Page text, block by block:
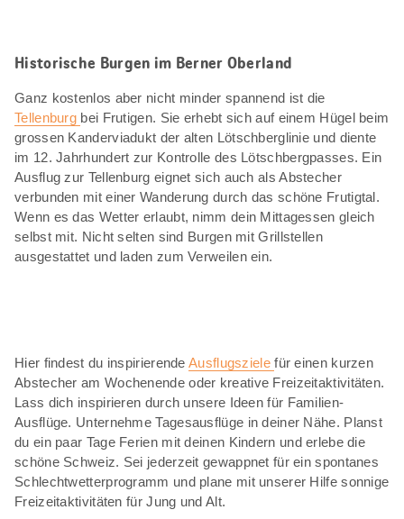
Historische Burgen im Berner Oberland
Ganz kostenlos aber nicht minder spannend ist die
Tellenburg bei Frutigen. Sie erhebt sich auf einem Hügel beim
grossen Kanderviadukt der alten Lötschberglinie und diente
im 12. Jahrhundert zur Kontrolle des Lötschbergpasses. Ein
Ausflug zur Tellenburg eignet sich auch als Abstecher
verbunden mit einer Wanderung durch das schöne Frutigtal.
Wenn es das Wetter erlaubt, nimm dein Mittagessen gleich
selbst mit. Nicht selten sind Burgen mit Grillstellen
ausgestattet und laden zum Verweilen ein.
Hier findest du inspirierendeAusflugszielefür einen kurzen
Abstecher am Wochenende oder kreative Freizeitaktivitäten.
Lass dich inspirieren durch unsere Ideen für Familien-
Ausflüge. Unternehme Tagesausflüge in deiner Nähe. Planst
du ein paar Tage Ferien mit deinen Kindern und erlebe die
schöne Schweiz. Sei jederzeit gewappnet für ein spontanes
Schlechtwetterprogramm und plane mit unserer Hilfe sonnige
Freizeitaktivitäten für Jung und Alt.